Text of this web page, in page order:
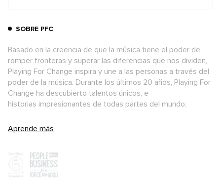
SOBRE PFC
Basado en la creencia de que la música tiene el poder de
romper fronteras y superar las diferencias que nos dividen,
Playing For Change inspira y une a las personas a través del
poder de la música. Durante los últimos 20 años, Playing For
Change ha descubierto talentos únicos, e
historias impresionantes de todas partes del mundo.
Aprende más